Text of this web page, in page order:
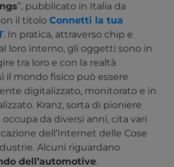
”, pubblicato in Italia da
il titolo Connetti la tua
. In pratica, attraverso chip e
loro interno, gli oggetti sono in
tra loro e con la realtà
il mondo fisico può essere
digitalizzato, monitorato e in
Kranz, sorta di pioniere
occupa da diversi anni, cita vari
dell’Internet delle Cose
Alcuni riguardano
dell’automotive.